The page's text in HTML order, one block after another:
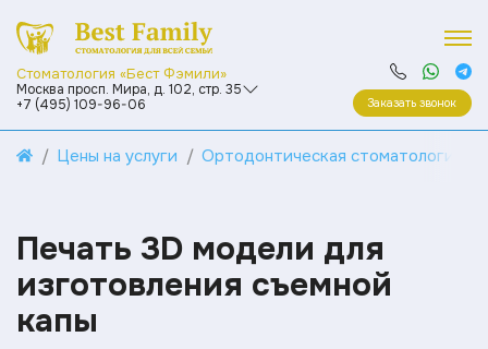
Стоматология «Бест Фэмили»
Москва просп. Мира, д. 102, стр. 35
+7 (495) 109-96-06
Заказать звонок
Цены на услуги Ортодонтическая стоматология
Печать 3D модели для
изготовления съемной
капы